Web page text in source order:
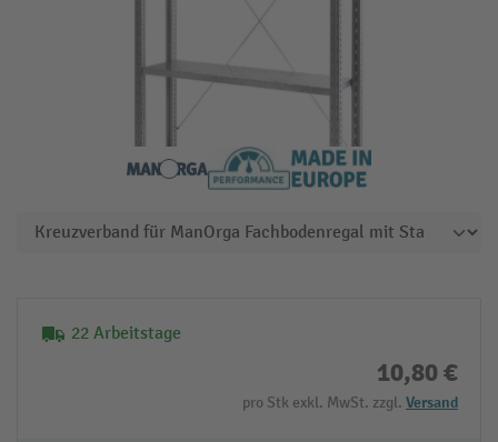
22 Arbeitstage
10,80 €
pro Stk exkl. MwSt. zzgl. Versand